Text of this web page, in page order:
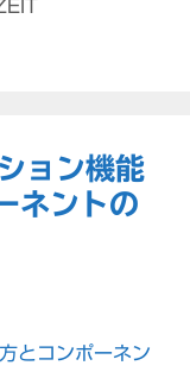
ョン機能
ネントの
とコンポーネン